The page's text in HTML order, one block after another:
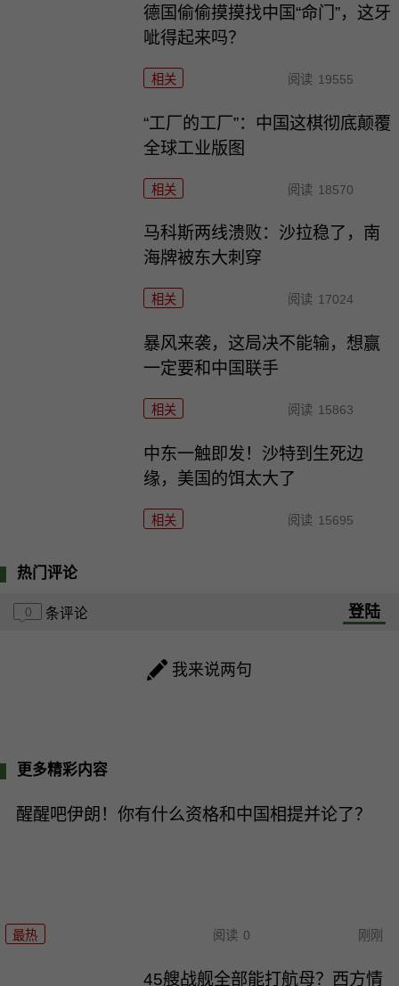
德国偷偷摸摸找中国“命门”，这牙
呲得起来吗？
相关 阅读 19555
“工厂的工厂”：中国这棋彻底颠覆
全球工业版图
相关 阅读 18570
马科斯两线溃败：沙拉稳了，南
海牌被东大刺穿
相关 阅读 17024
暴风来袭，这局决不能输，想赢
一定要和中国联手
相关 阅读 15863
中东一触即发！沙特到生死边
缘，美国的饵太大了
相关 阅读 15695
热门评论
0 条评论 登陆
我来说两句
更多精彩内容
醒醒吧伊朗！你有什么资格和中国相提并论了？
最热 阅读 0 刚刚
45艘战舰全部能打航母？西方情